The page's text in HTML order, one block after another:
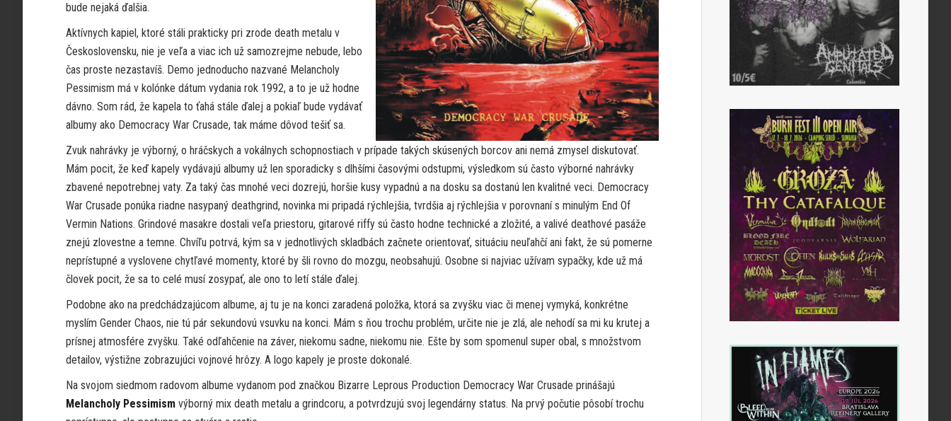
bude nejaká ďalšia.
Aktívnych kapiel, ktoré stáli prakticky pri zrode death metalu v
Československu, nie je veľa a viac ich už samozrejme nebude, lebo
čas proste nezastavíš. Demo jednoducho nazvané Melancholy
Pessimism má v kolónke dátum vydania rok 1992, a to je už hodne
dávno. Som rád, že kapela to ťahá stále ďalej a pokiaľ bude vydávať
albumy ako Democracy War Crusade, tak máme dôvod tešiť sa.
Zvuk nahrávky je výborný, o hráčskych a vokálnych schopnostiach v prípade takých skúsených borcov ani nemá zmysel diskutovať.
Mám pocit, že keď kapely vydávajú albumy už len sporadicky s dlhšími časovými odstupmi, výsledkom sú často výborné nahrávky
zbavené nepotrebnej vaty. Za taký čas mnohé veci dozrejú, horšie kusy vypadnú a na dosku sa dostanú len kvalitné veci. Democracy
War Crusade ponúka riadne nasypaný deathgrind, novinka mi pripadá rýchlejšia, tvrdšia aj rýchlejšia v porovnaní s minulým End Of
Vermin Nations. Grindové masakre dostali veľa priestoru, gitarové riffy sú často hodne technické a zložité, a valivé deathové pasáže
znejú zlovestne a temne. Chvíľu potrvá, kým sa v jednotlivých skladbách začnete orientovať, situáciu neuľahčí ani fakt, že sú pomerne
neprístupné a vyslovene chytľavé momenty, ktoré by šli rovno do mozgu, neobsahujú. Osobne si najviac užívam sypačky, kde už má
človek pocit, že sa to celé musí zosypať, ale ono to letí stále ďalej.
Podobne ako na predchádzajúcom albume, aj tu je na konci zaradená položka, ktorá sa zvyšku viac či menej vymyká, konkrétne
myslím Gender Chaos, nie tú pár sekundovú vsuvku na konci. Mám s ňou trochu problém, určite nie je zlá, ale nehodí sa mi ku krutej a
prísnej atmosfére zvyšku. Také odľahčenie na záver, niekomu sadne, niekomu nie. Ešte by som spomenul super obal, s množstvom
detailov, výstižne zobrazujúci vojnové hrôzy. A logo kapely je proste dokonalé.
Na svojom siedmom radovom albume vydanom pod značkou Bizarre Leprous Production Democracy War Crusade prinášajú
Melancholy Pessimism výborný mix death metalu a grindcoru, a potvrdzujú svoj legendárny status. Na prvý počutie pôsobí trochu